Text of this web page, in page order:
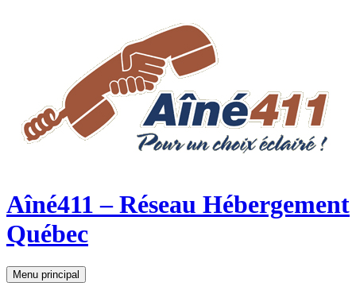
Aîné411 – Réseau Hébergement
Québec
Recherche
Menu principal
Aller
au